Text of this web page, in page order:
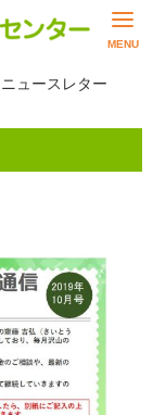
MENU
ニュースレター